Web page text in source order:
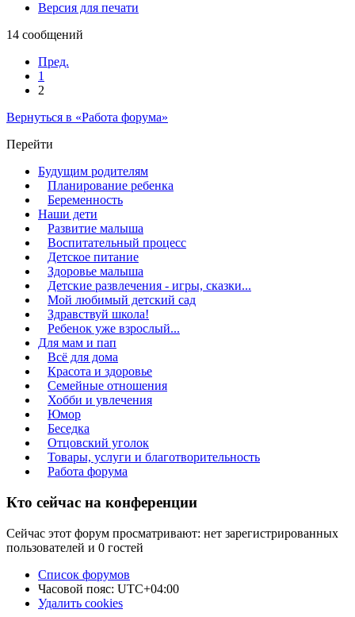
Версия для печати
14 сообщений
Пред.
1
2
Вернуться в «Работа форума»
Перейти
Будущим родителям
Планирование ребенка
Беременность
Наши дети
Развитие малыша
Воспитательный процесс
Детское питание
Здоровье малыша
Детские развлечения - игры, сказки...
Мой любимый детский сад
Здравствуй школа!
Ребенок уже взрослый...
Для мам и пап
Всё для дома
Красота и здоровье
Семейные отношения
Хобби и увлечения
Юмор
Беседка
Отцовский уголок
Товары, услуги и благотворительность
Работа форума
Кто сейчас на конференции
Сейчас этот форум просматривают: нет зарегистрированных
пользователей и 0 гостей
Список форумов
Часовой пояс: UTC+04:00
Удалить cookies